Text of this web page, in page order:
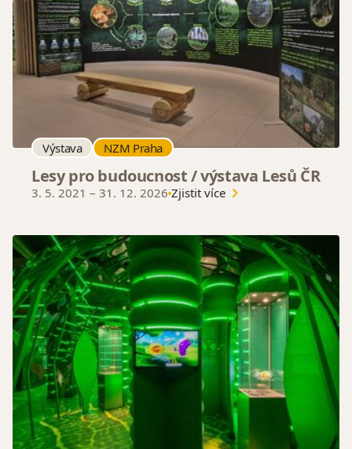
Výstava NZM Praha
Lesy pro budoucnost / výstava Lesů ČR
3. 5. 2021 – 31. 12. 2026 Zjistit více